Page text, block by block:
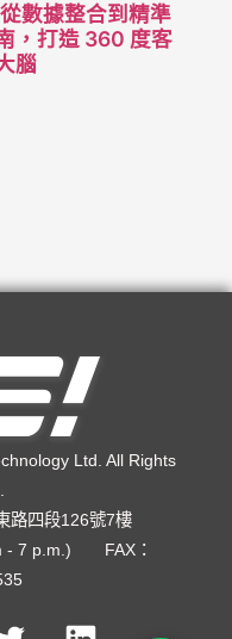
數據整合到精準
，打造 360 度客
腦
Ltd. All Rights
路四段126號7樓
- 7 p.m.) FAX：